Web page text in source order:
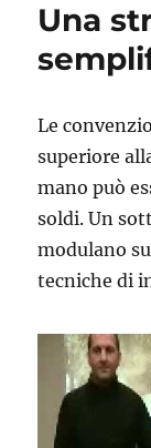
Una
Le
superiore
mano può
soldi. Un
modulano
tecniche di